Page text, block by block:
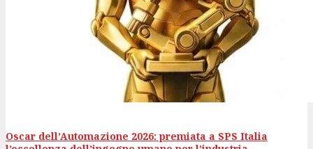
Oscar dell’Automazione 2026: premiata a SPS Italia